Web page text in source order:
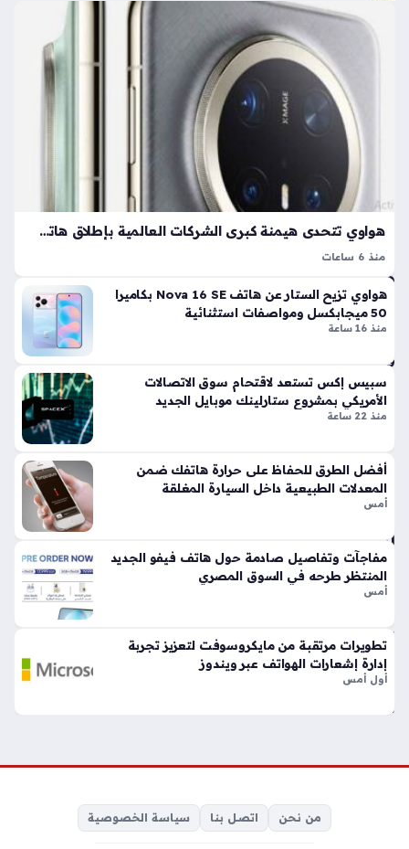
قد
تنه
ي
هد
وء
هات
ف
ك
وت
غي
إعد
ت
التن
بيه
لدي
ك
منذ
عتي
ن
تح
جو
هواوي تتحدى هيمنة كبرى الشركات العالمية بإطلاق هاتف جديد بمواصفات تقنية غير مسبوقة
منذ 6 ساعات
في الأوساط العالمية؛ حيث تتأهب الشركة الصينية للكشف عن
إصدارات رائدة تستعرض قدراتها في الابتكار التقني. تأتي هذه
هواوي تزيح الستار عن هاتف Nova 16 SE بكاميرا
50 ميجابكسل ومواصفات استثنائية
منذ 16 ساعة
سبيس إكس تستعد لاقتحام سوق الاتصالات
الأمريكي بمشروع ستارلينك موبايل الجديد
منذ 22 ساعة
أفضل الطرق للحفاظ على حرارة هاتفك ضمن
المعدلات الطبيعية داخل السيارة المغلقة
أمس
مفاجآت وتفاصيل صادمة حول هاتف فيفو الجديد
المنتظر طرحه في السوق المصري
أمس
تطويرات مرتقبة من مايكروسوفت لتعزيز تجربة
إدارة إشعارات الهواتف عبر ويندوز
أول أمس
من نحن اتصل بنا سياسة الخصوصية